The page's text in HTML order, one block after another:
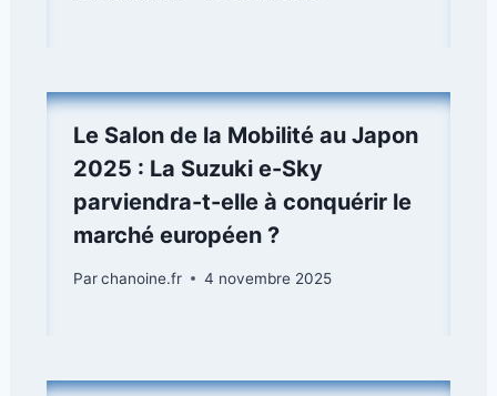
Le Salon de la Mobilité au Japon
2025 : La Suzuki e-Sky
parviendra-t-elle à conquérir le
marché européen ?
Parchanoine.fr 4 novembre 2025